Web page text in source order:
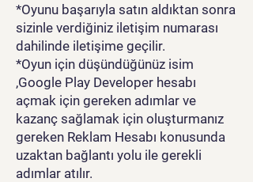
*Oyunu başarıyla satın aldıktan sonra
sizinle verdiğiniz iletişim numarası
dahilinde iletişime geçilir.
*Oyun için düşündüğünüz isim
,Google Play Developer hesabı
açmak için gereken adımlar ve
kazanç sağlamak için oluşturmanız
gereken Reklam Hesabı konusunda
uzaktan bağlantı yolu ile gerekli
adımlar atılır.